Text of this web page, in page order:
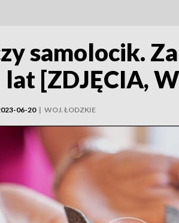
samolocik.
[ZDJĘCIA,
06-20 | WOJ. ŁODZKIE